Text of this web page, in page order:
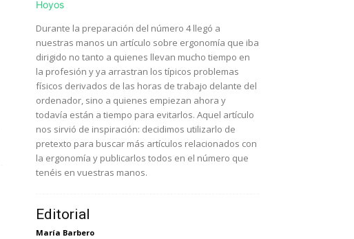
Durante la preparación del número 4 llegó a
nuestras manos un artículo sobre ergonomía que iba
dirigido no tanto a quienes llevan mucho tiempo en
la profesión y ya arrastran los típicos problemas
físicos derivados de las horas de trabajo delante del
ordenador, sino a quienes empiezan ahora y
todavía están a tiempo para evitarlos. Aquel artículo
nos sirvió de inspiración: decidimos utilizarlo de
pretexto para buscar más artículos relacionados con
la ergonomía y publicarlos todos en el número que
tenéis en vuestras manos.
Editorial
María Barbero